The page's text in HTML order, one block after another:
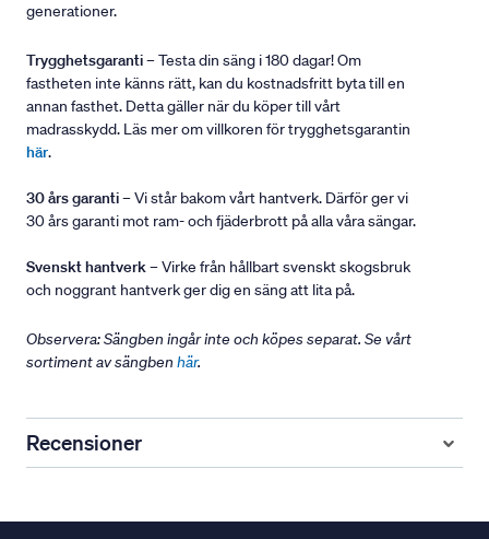
generationer.
Trygghetsgaranti– Testa din säng i 180 dagar! Om
fastheten inte känns rätt, kan du kostnadsfritt byta till en
annan fasthet. Detta gäller när du köper till vårt
madrasskydd. Läs mer om villkoren för trygghetsgarantin
här.
30 års garanti– Vi står bakom vårt hantverk. Därför ger vi
30 års garanti mot ram- och fjäderbrott på alla våra sängar.
Svenskt hantverk– Virke från hållbart svenskt skogsbruk
och noggrant hantverk ger dig en säng att lita på.
Observera: Sängben ingår inte och köpes separat. Se vårt
sortiment av sängben här.
Recensioner